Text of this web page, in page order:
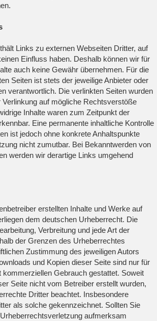
Links zu externen Webseiten Dritter, auf
Einfluss haben. Deshalb können wir für
auch keine Gewähr übernehmen. Für die
Seiten ist stets der jeweilige Anbieter oder
verantwortlich. Die verlinkten Seiten wurden
auf mögliche Rechtsverstöße
Inhalte waren zum Zeitpunkt der
Eine permanente inhaltliche Kontrolle
ist jedoch ohne konkrete Anhaltspunkte
nicht zumutbar. Bei Bekanntwerden von
werden wir derartige Links umgehend
erstellten Inhalte und Werke auf
dem deutschen Urheberrecht. Die
Verbreitung und jede Art der
der Grenzen des Urheberrechtes
Zustimmung des jeweiligen Autors
und Kopien dieser Seite sind nur für
kommerziellen Gebrauch gestattet. Soweit
Seite nicht vom Betreiber erstellt wurden,
Dritter beachtet. Insbesondere
als solche gekennzeichnet. Sollten Sie
aufmerksam